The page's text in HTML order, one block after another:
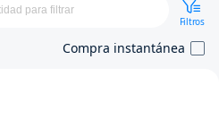
Filtros
Compra instantánea